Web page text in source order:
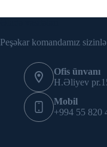
Peşəkar komandamız
Ofis ünvanı
H.Əliyev
Mobil
+994 55 820